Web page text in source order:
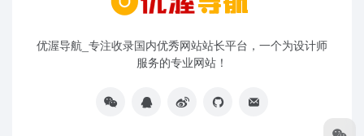
优渥导航_专注收录国内优秀网站站长平台，一个为设计师
服务的专业网站！